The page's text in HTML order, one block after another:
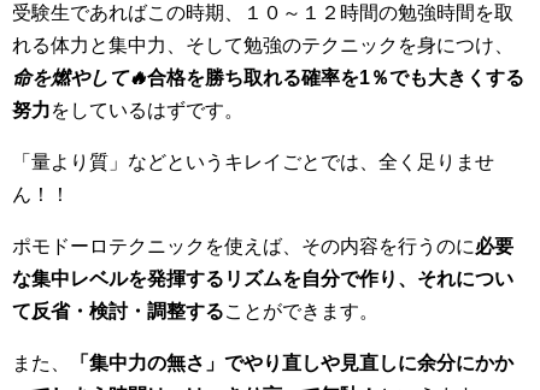
受験生であればこの時期、１０～１２時間の勉強時間を取
れる体力と集中力、そして勉強のテクニックを身につけ、
命を燃やして🔥合格を勝ち取れる確率を1％でも大きくする
努力をしているはずです。
「量より質」などというキレイごとでは、全く足りませ
ん！！
ポモドーロテクニックを使えば、その内容を行うのに必要
な集中レベルを発揮するリズムを自分で作り、それについ
て反省・検討・調整することができます。
また、
「集中力の無さ」でやり直しや見直しに余分にかか